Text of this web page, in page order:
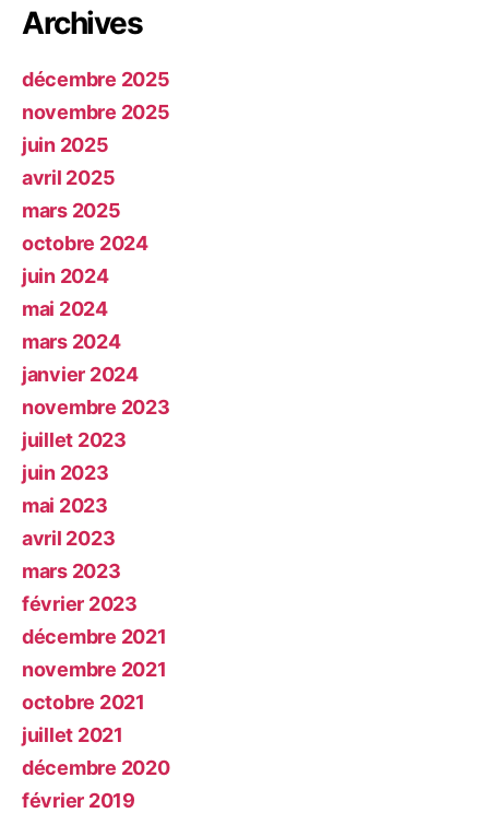
Archives
décembre 2025
novembre 2025
juin 2025
avril 2025
mars 2025
octobre 2024
juin 2024
mai 2024
mars 2024
janvier 2024
novembre 2023
juillet 2023
juin 2023
mai 2023
avril 2023
mars 2023
février 2023
décembre 2021
novembre 2021
octobre 2021
juillet 2021
décembre 2020
février 2019